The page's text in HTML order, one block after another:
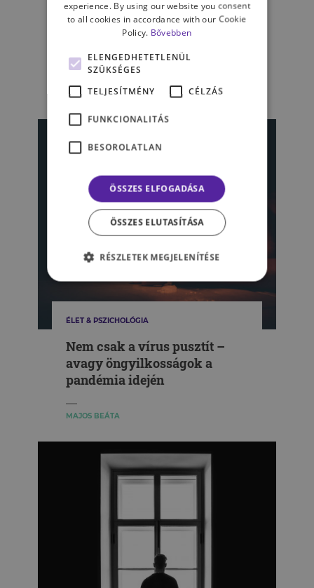
“Hiszek hitetlenül Istenben” –
A vallás, mint védelmező
faktor a pszichiátriai
kórképekben
VÍZKIEVICZ VANDA
ÉLET & PSZICHOLÓGIA
Nem csak a vírus pusztít –
avagy öngyilkosságok a
pandémia idején
MAJOS BEÁTA
experience. By using our website you consent
to all cookies in accordance with our Cookie
Policy. Bővebben
ELENGEDHETETLENÜL
SZÜKSÉGES
TELJESÍTMÉNY
CÉLZÁS
FUNKCIONALITÁS
BESOROLATLAN
ÖSSZES ELFOGADÁSA
ÖSSZES ELUTASÍTÁSA
RÉSZLETEK MEGJELENÍTÉSE